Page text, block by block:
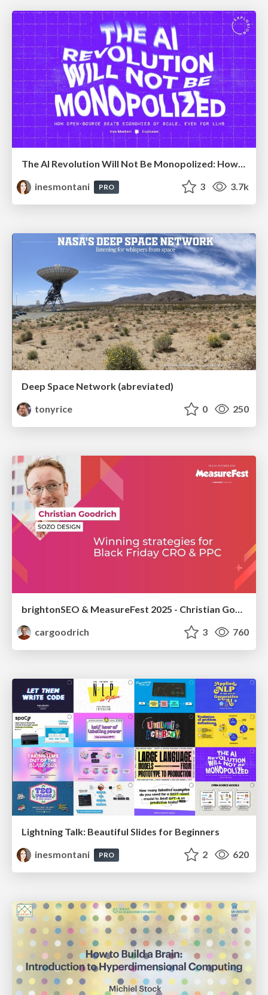
The AI Revolution Will Not Be Monopolized: How open-source beats economies of scale, even for LLMs
inesmontani
PRO 3 3.7k
Deep Space Network (abreviated)
tonyrice
0 250
brightonSEO & MeasureFest 2025 - Christian Goodrich - Winning strategies for Black Friday CRO & PPC
cargoodrich
3 760
Lightning Talk: Beautiful Slides for Beginners
inesmontani
PRO 2 620